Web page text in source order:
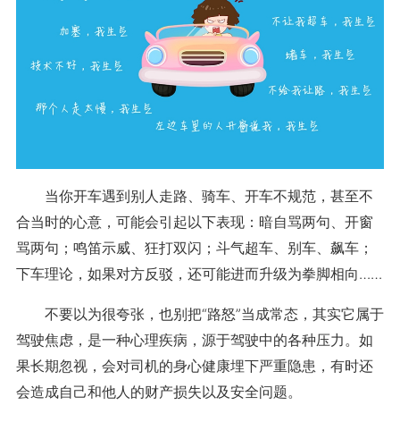
当你开车遇到别人走路、骑车、开车不规范，甚至不
合当时的心意，可能会引起以下表现：暗自骂两句、开窗
骂两句；鸣笛示威、狂打双闪；斗气超车、别车、飙车；
下车理论，如果对方反驳，还可能进而升级为拳脚相向……
不要以为很夸张，也别把“路怒”当成常态，其实它属于
驾驶焦虑，是一种心理疾病，源于驾驶中的各种压力。如
果长期忽视，会对司机的身心健康埋下严重隐患，有时还
会造成自己和他人的财产损失以及安全问题。